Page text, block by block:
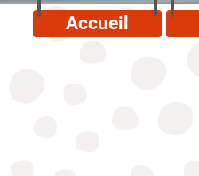
Accueil